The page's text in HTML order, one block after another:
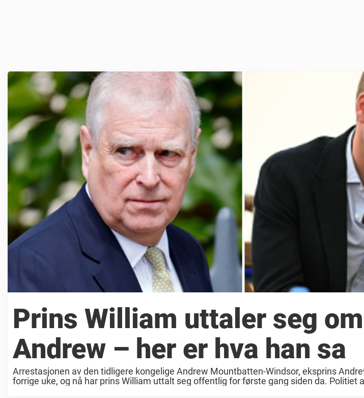
Prins William uttaler seg
Andrew – her er hva han sa
Arrestasjonen av den tidligere kongelige Andrew Mountbatten-Windsor, eksprins
forrige uke, og nå har prins William uttalt seg offentlig for første gang siden da. Politiet